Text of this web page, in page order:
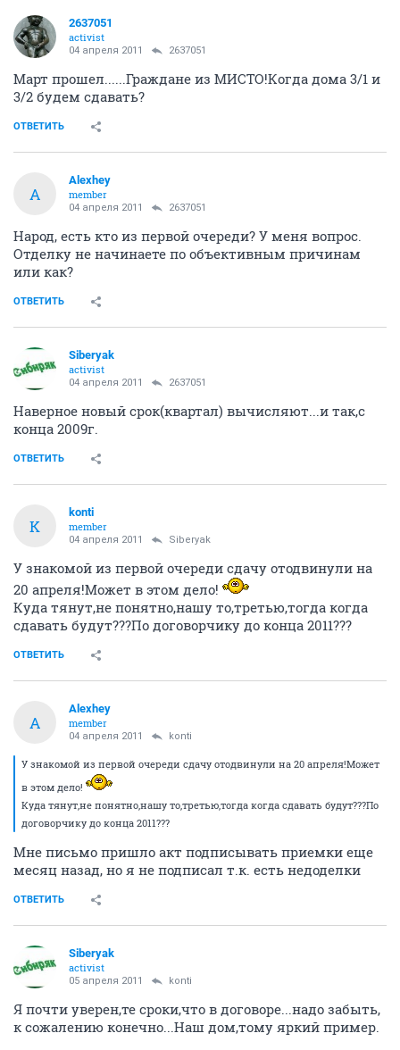
2637051
activist
04 апреля 2011 2637051
Март прошел......Граждане из МИСТО!Когда дома 3/1 и
3/2 будем сдавать?
ОТВЕТИТЬ
A
Alexhey
member
04 апреля 2011 2637051
Народ, есть кто из первой очереди? У меня вопрос.
Отделку не начинаете по объективным причинам
или как?
ОТВЕТИТЬ
Siberyak
activist
04 апреля 2011 2637051
Наверное новый срок(квартал) вычисляют...и так,с
конца 2009г.
ОТВЕТИТЬ
K
konti
member
04 апреля 2011 Siberyak
У знакомой из первой очереди сдачу отодвинули на
20 апреля!Может в этом дело!
Куда тянут,не понятно,нашу то,третью,тогда когда
сдавать будут???По договорчику до конца 2011???
ОТВЕТИТЬ
A
Alexhey
member
04 апреля 2011 konti
У знакомой из первой очереди сдачу отодвинули на 20 апреля!Может
в этом дело!
Куда тянут,не понятно,нашу то,третью,тогда когда сдавать будут???По
договорчику до конца 2011???
Мне письмо пришло акт подписывать приемки еще
месяц назад, но я не подписал т.к. есть недоделки
ОТВЕТИТЬ
Siberyak
activist
05 апреля 2011 konti
Я почти уверен,те сроки,что в договоре...надо забыть,
к сожалению конечно...Наш дом,тому яркий пример.